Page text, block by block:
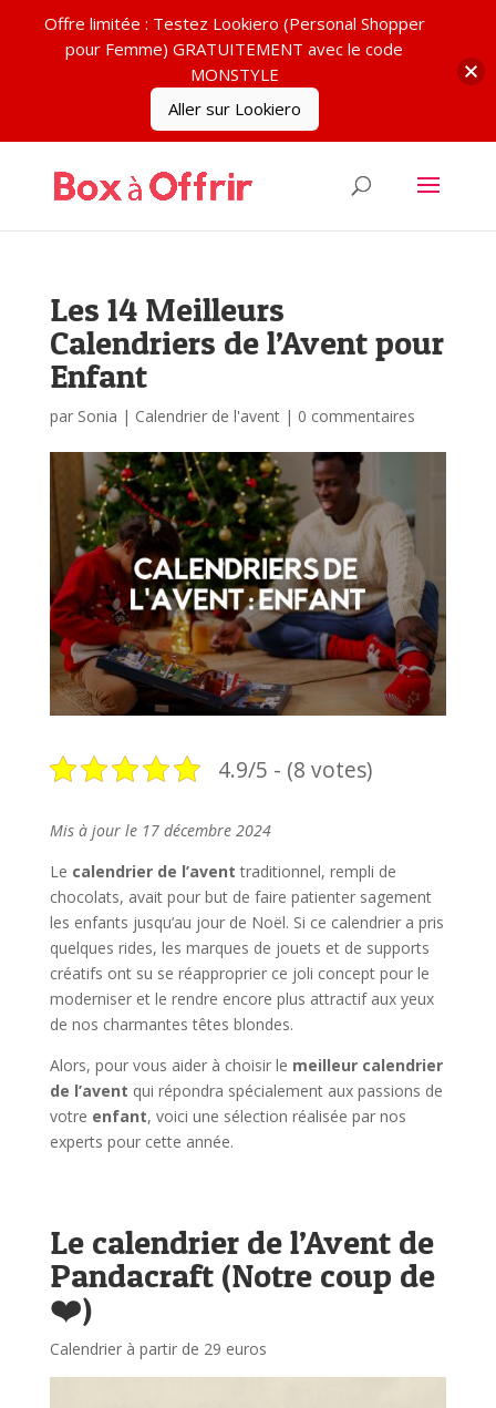
Les 14 Meilleurs
Calendriers de l’Avent pour
Enfant
par Sonia | Calendrier de l'avent| 0 commentaires
4.9/5 - (8 votes)
Mis à jour le 17 décembre 2024
Le calendrier de l’avent traditionnel, rempli de
chocolats, avait pour but de faire patienter sagement
les enfants jusqu’au jour de Noël. Si ce calendrier a pris
quelques rides, les marques de jouets et de supports
créatifs ont su se réapproprier ce joli concept pour le
moderniser et le rendre encore plus attractif aux yeux
de nos charmantes têtes blondes.
Alors, pour vous aider à choisir le meilleur calendrier
de l’avent qui répondra spécialement aux passions de
votre enfant, voici une sélection réalisée par nos
experts pour cette année.
Le calendrier de l’Avent de
Pandacraft (Notre coup de
❤️)
Calendrier à partir de 29 euros
Offre limitée : Testez Lookiero (Personal Shopper
pour Femme) GRATUITEMENT avec le code
MONSTYLE
Aller sur Lookiero